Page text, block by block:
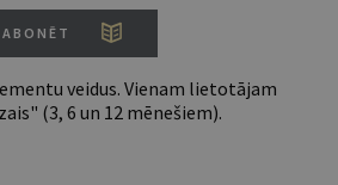
ABONĒT
veidus. Vienam lietotājam
(3, 6 un 12 mēnešiem).